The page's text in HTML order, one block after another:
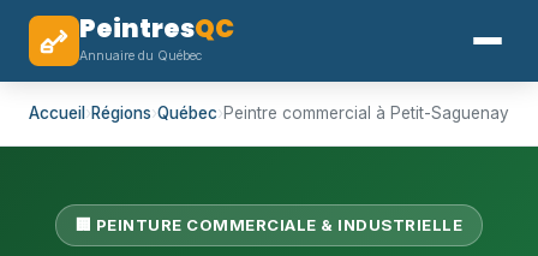
PeintresQC
Annuaire du Québec
Accueil ›Régions›Québec›Peintre commercial à Petit-Saguenay
🏢 PEINTURE COMMERCIALE & INDUSTRIELLE